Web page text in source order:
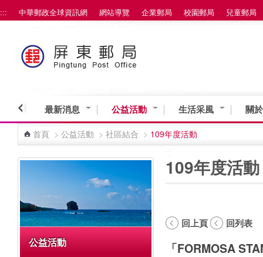
跳到主要內容區塊
::: 中華郵政全球資訊網 網站導覽 企業郵局 校園郵局 兒童郵局
最新消息 公益活動 生活采風 關
首頁 > 公益活動 > 社區結合 > 109年度活動
公益活動
109年度活動
回上頁 回列表
「FORMOSA